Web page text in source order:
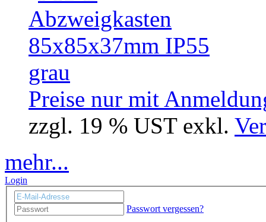
Preise nur mit
zzgl. 19 % UST exkl.
mehr...
Login
Passwort vergessen?